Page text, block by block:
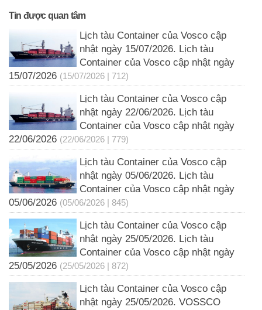
Tin được quan tâm
Lịch tàu Container của Vosco cập
nhật ngày 15/07/2026. Lịch tàu
Container của Vosco cập nhật ngày
15/07/2026 (15/07/2026 | 712)
Lịch tàu Container của Vosco cập
nhật ngày 22/06/2026. Lịch tàu
Container của Vosco cập nhật ngày
22/06/2026 (22/06/2026 | 779)
Lịch tàu Container của Vosco cập
nhật ngày 05/06/2026. Lịch tàu
Container của Vosco cập nhật ngày
05/06/2026 (05/06/2026 | 845)
Lịch tàu Container của Vosco cập
nhật ngày 25/05/2026. Lịch tàu
Container của Vosco cập nhật ngày
25/05/2026 (25/05/2026 | 872)
Lịch tàu Container của Vosco cập
nhật ngày 25/05/2026. VOSSCO